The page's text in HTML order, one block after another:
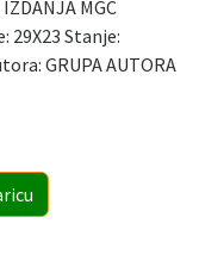
MGC
Stanje:
GRUPA AUTORA